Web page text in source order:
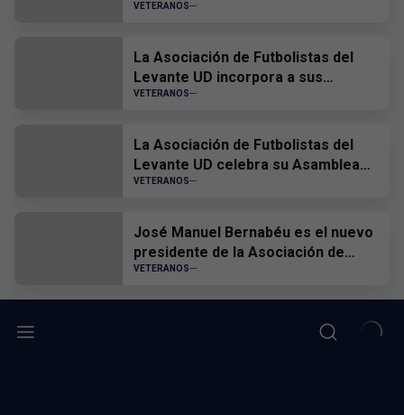
VETERANOS
La Asociación de Futbolistas del
Levante UD incorpora a sus
primeras asociadas
VETERANOS
La Asociación de Futbolistas del
Levante UD celebra su Asamblea
General Ordinaria
VETERANOS
José Manuel Bernabéu es el nuevo
presidente de la Asociación de
Futbolistas del Levante UD
VETERANOS